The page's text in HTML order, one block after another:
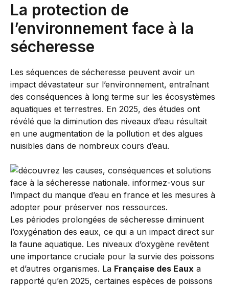
La protection de
l’environnement face à la
sécheresse
Les séquences de sécheresse peuvent avoir un
impact dévastateur sur l’environnement, entraînant
des conséquences à long terme sur les écosystèmes
aquatiques et terrestres. En 2025, des études ont
révélé que la diminution des niveaux d’eau résultait
en une augmentation de la pollution et des algues
nuisibles dans de nombreux cours d’eau.
Les périodes prolongées de sécheresse diminuent
l’oxygénation des eaux, ce qui a un impact direct sur
la faune aquatique. Les niveaux d’oxygène revêtent
une importance cruciale pour la survie des poissons
et d’autres organismes. La Française des Eaux a
rapporté qu’en 2025, certaines espèces de poissons